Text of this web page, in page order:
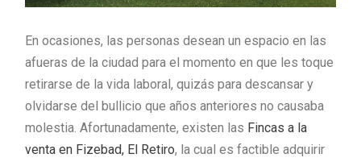
En ocasiones, las personas desean un espacio en las
afueras de la ciudad para el momento en que les toque
retirarse de la vida laboral, quizás para descansar y
olvidarse del bullicio que años anteriores no causaba
molestia. Afortunadamente, existen las Fincas a la
venta en Fizebad, El Retiro, la cual es factible adquirir